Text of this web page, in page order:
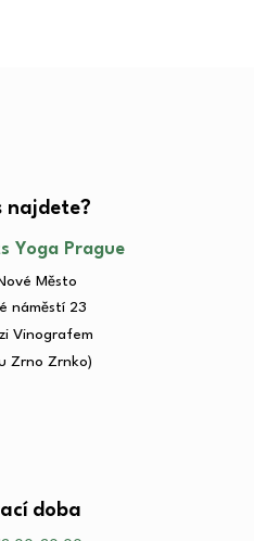
najdete?​
Yoga Prague
Město
náměstí 23​
Vinografem
Zrno Zrnko)
doba